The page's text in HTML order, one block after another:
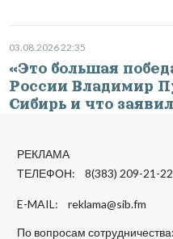
03.08.2026 22:35
«Это большая
России Владимир
Сибирь и что заявил
РЕКЛАМА
ТЕЛЕФОН: 8(383) 209-21-22
E-MAIL: reklama@sib.fm
По вопросам сотрудничества: